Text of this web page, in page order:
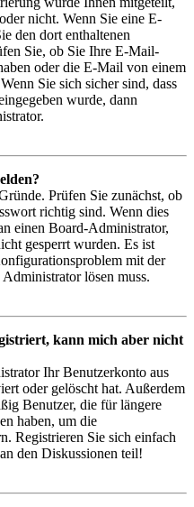
nicht. Wenn Sie eine E-
den dort enthaltenen
Sie, ob Sie Ihre E-Mail-
oder die E-Mail von einem
Sie sich sicher sind, dass
wurde, dann
Prüfen Sie zunächst, ob
richtig sind. Wenn dies
einen Board-Administrator,
gesperrt wurden. Es ist
mit der
lösen muss.
kann mich aber nicht
Ihr Benutzerkonto aus
oder gelöscht hat. Außerdem
Benutzer, die für längere
haben, um die
Registrieren Sie sich einfach
den Diskussionen teil!